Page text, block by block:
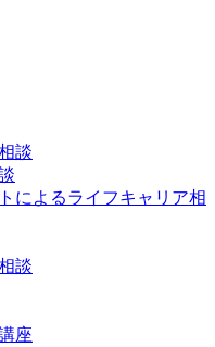
談
によるライフキャリア相
談
座